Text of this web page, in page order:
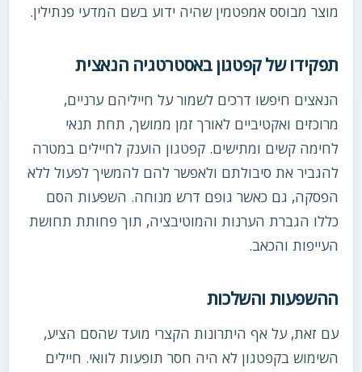
מוצר מבוסס אמפטמין שהיה ידוע בשם המדעי פנתילין.
תפקידו של קפטגון באסטרטגיה הנאצית
הנאצים חיפשו דרכים לשמור על חייליהם ערניים,
מרוכזים ואקטיביים לאורך זמן ממושך, תחת תנאי
לחימה קשים ומתישים. קפטגון הוענק לחיילים במטרה
להגביר את סיבולתם ולאפשר להם להמשיך לפעול ללא
הפסקה, גם כאשר גופם דרש מנוחה. השפעות הסם
כללו הגברת הערנות והמוטיבציה, תוך פחותת תחושת
העייפות והכאב.
ההשפעות והשלכות
עם זאת, על אף היתרונות הקצרי מועד שהסם הציע,
השימוש בקפטגון לא היה חסר תופעות לוואי. חיילים